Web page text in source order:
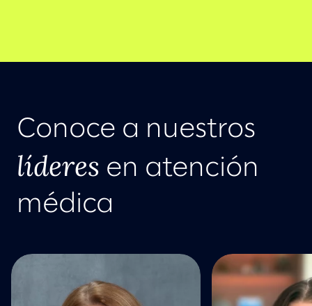
Conoce a nuestros
líderes en atención
médica